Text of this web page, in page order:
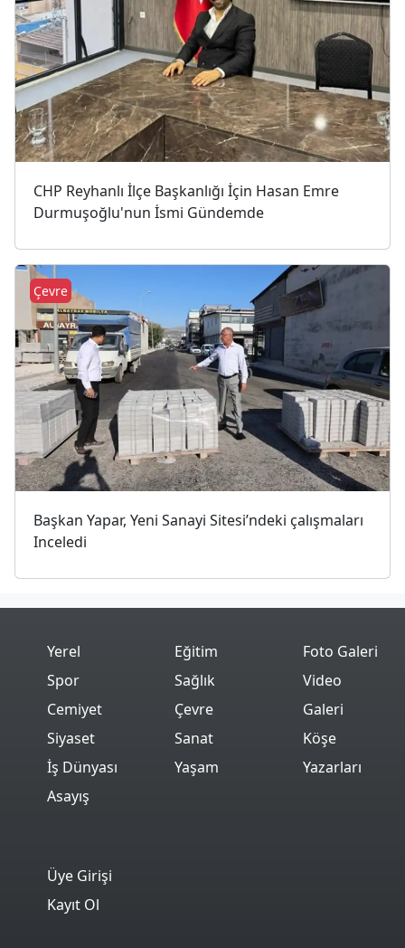
CHP Reyhanlı İlçe Başkanlığı İçin Hasan Emre
Durmuşoğlu'nun İsmi Gündemde
Başkan Yapar, Yeni Sanayi Sitesi’ndeki çalışmaları
Inceledi
Çevre
Yerel
Spor
Cemiyet
Siyaset
İş Dünyası
Asayış
Eğitim
Sağlık
Çevre
Sanat
Yaşam
Foto Galeri
Video
Galeri
Köşe
Yazarları
Üye Girişi
Kayıt Ol